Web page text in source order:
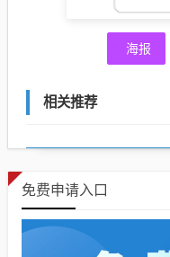
海报
相关推荐
免费申请入口